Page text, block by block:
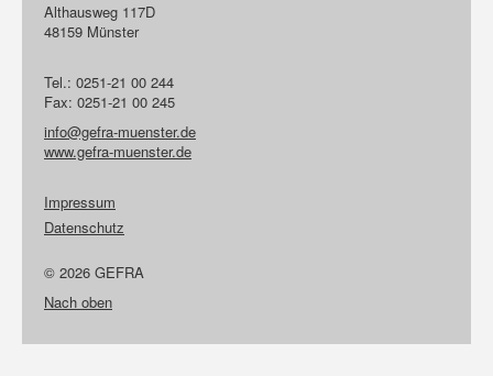
Althausweg 117D
48159 Münster
Tel.: 0251-21 00 244
Fax: 0251-21 00 245
info@gefra-muenster.de
www.gefra-muenster.de
Impressum
Datenschutz
© 2026 GEFRA
Nach oben